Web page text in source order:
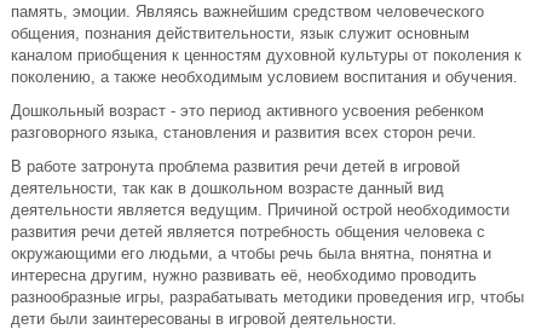
память, эмоции. Являясь важнейшим средством человеческого
общения, познания действительности, язык служит основным
каналом приобщения к ценностям духовной культуры от поколения к
поколению, а также необходимым условием воспитания и обучения.
Дошкольный возраст - это период активного усвоения ребенком
разговорного языка, становления и развития всех сторон речи.
В работе затронута проблема развития речи детей в игровой
деятельности, так как в дошкольном возрасте данный вид
деятельности является ведущим. Причиной острой необходимости
развития речи детей является потребность общения человека с
окружающими его людьми, а чтобы речь была внятна, понятна и
интересна другим, нужно развивать её, необходимо проводить
разнообразные игры, разрабатывать методики проведения игр, чтобы
дети были заинтересованы в игровой деятельности.